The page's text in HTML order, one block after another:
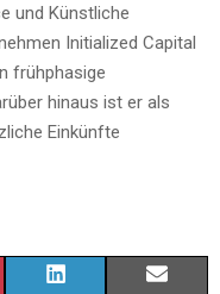
und Künstliche
Initialized Capital
frühphasige
hinaus ist er als
Einkünfte